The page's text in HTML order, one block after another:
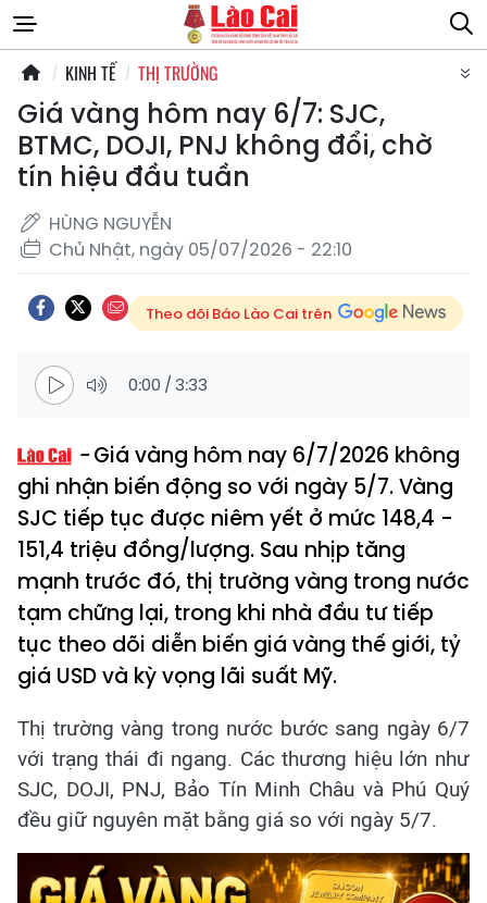
KINH TẾ THỊ TRƯỜNG
Giá vàng hôm nay 6/7: SJC,
BTMC, DOJI, PNJ không đổi, chờ
tín hiệu đầu tuần
HÙNG NGUYỄN
Chủ Nhật, ngày 05/07/2026 - 22:10
Theo dõi Báo Lào Cai trên
0:00 /3:33
Giá vàng hôm nay 6/7/2026 không
ghi nhận biến động so với ngày 5/7. Vàng
SJC tiếp tục được niêm yết ở mức 148,4 -
151,4 triệu đồng/lượng. Sau nhịp tăng
mạnh trước đó, thị trường vàng trong nước
tạm chững lại, trong khi nhà đầu tư tiếp
tục theo dõi diễn biến giá vàng thế giới, tỷ
giá USD và kỳ vọng lãi suất Mỹ.
Thị trường vàng trong nước bước sang ngày 6/7
với trạng thái đi ngang. Các thương hiệu lớn như
SJC, DOJI, PNJ, Bảo Tín Minh Châu và Phú Quý
đều giữ nguyên mặt bằng giá so với ngày 5/7.